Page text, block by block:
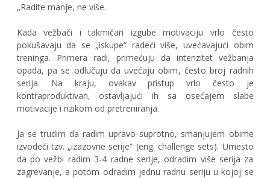
„Radite manje, ne više.
Kada vežbači i takmičari izgube motivaciju vrlo često
pokušavaju da se „iskupe“ radeći više, uvećavajući obim
treninga. Primera radi, primećuju da intenzitet vežbanja
opada, pa se odlučuju da uvećaju obim, često broj radnih
serija. Na kraju, ovakav pristup vrlo često je
kontraproduktivan, ostavljajući ih sa osećajem slabe
motivacije i rizikom od pretreniranja.
Ja se trudim da radim upravo suprotno, smanjujem obime
izvodeći tzv. „izazovne serije“ (eng. challenge sets). Umesto
da po vežbi radim 3-4 radne serije, odradim više serija za
zagrevanje, a potom odradim jednu radnu seriju u kojoj se